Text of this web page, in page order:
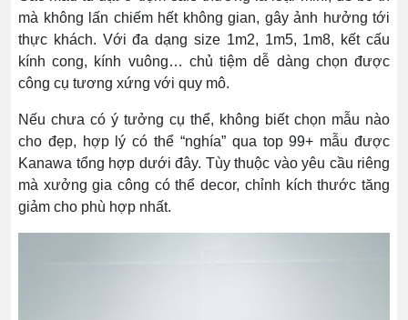
mà không lấn chiếm hết không gian, gây ảnh hưởng tới
thực khách. Với đa dạng size 1m2, 1m5, 1m8, kết cấu
kính cong, kính vuông… chủ tiệm dễ dàng chọn được
công cụ tương xứng với quy mô.
Nếu chưa có ý tưởng cụ thể, không biết chọn mẫu nào
cho đẹp, hợp lý có thể “nghía” qua top 99+ mẫu được
Kanawa tổng hợp dưới đây. Tùy thuộc vào yêu cầu riêng
mà xưởng gia công có thể decor, chỉnh kích thước tăng
giảm cho phù hợp nhất.